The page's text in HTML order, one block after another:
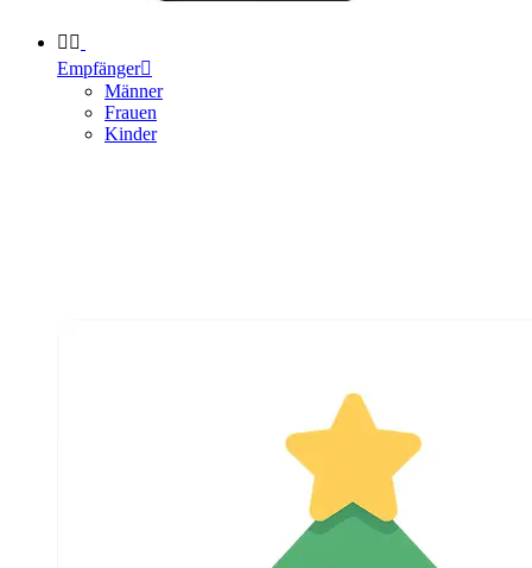
 
Empfänger
Männer
Frauen
Kinder